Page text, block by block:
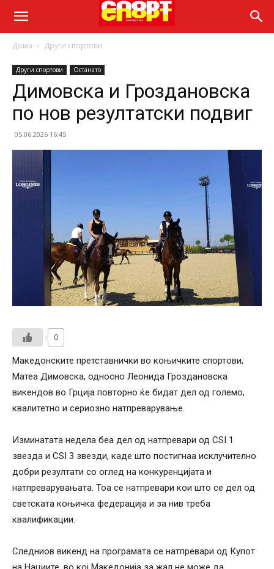
Дома Други спортови
Други спортови Останато
Димовска и Гроздановска
по нов резултатски подвиг
05.06.2026 16:45
0
Македонските претставнички во коњичките спортови,
Матеа Димовска, односно Леонида Гроздановска
викендов во Грција повторно ќе бидат дел од големо,
квалитетно и сериозно натпреварување.
Изминатата недела беа дел од натпревари од CSI 1
звезда и CSI 3 звезди, каде што постигнаа исклучително
добри резултати со оглед на конкуренцијата и
натпреварувањата. Тоа се натпревари кои што се дел од
светската коњичка федерација и за нив треба
квалификации.
Следниов викенд на програмата се натпревари од Купот